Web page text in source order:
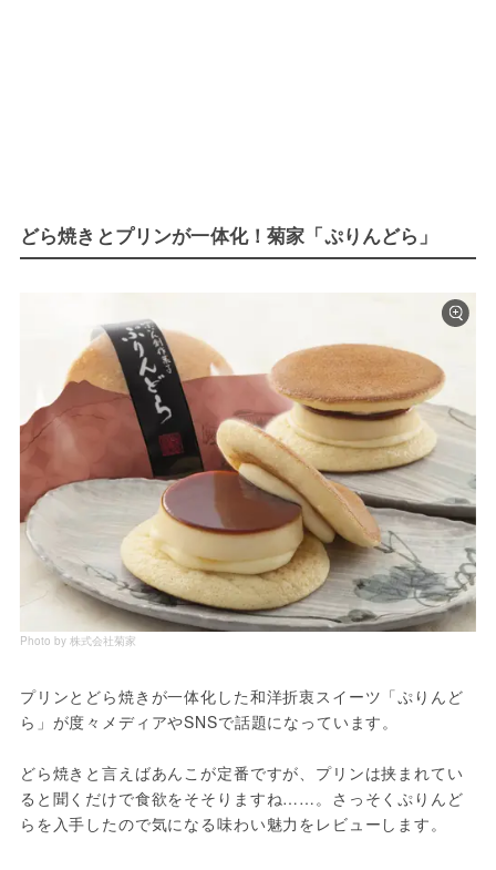
どら焼きとプリンが一体化！菊家「ぷりんどら」
Photo by 株式会社菊家
プリンとどら焼きが一体化した和洋折衷スイーツ「ぷりんど
ら」が度々メディアやSNSで話題になっています。
どら焼きと言えばあんこが定番ですが、プリンは挟まれてい
ると聞くだけで食欲をそそりますね……。さっそくぷりんど
らを入手したので気になる味わい魅力をレビューします。